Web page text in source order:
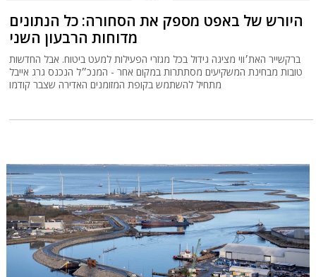
היורש של באפט מספק את הסחורה: כל הנתונים
מדוחות הרבעון השני
ברקשייר האת׳ווי מציגה גידול בכל מגזרי הפעילות למעט ביטוח. אבל החדשות
טובות מבחינת המשקיעים מסתתרות במקום אחר - המנכ״ל הנכנס גרג אייבל
מתחיל להשתמש בקופת המזומנים האדירה שצבר קודמו